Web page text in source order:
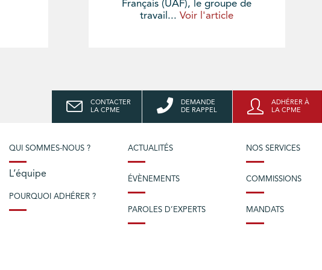
Français (UAF), le groupe de
travail...Voir l'article
CONTACTER
LA CPME
DEMANDE
DE RAPPEL
ADHÉRER À
LA CPME
QUI SOMMES-NOUS ?
L’équipe
POURQUOI ADHÉRER ?
ACTUALITÉS
ÉVÈNEMENTS
PAROLES D’EXPERTS
NOS SERVICES
COMMISSIONS
MANDATS